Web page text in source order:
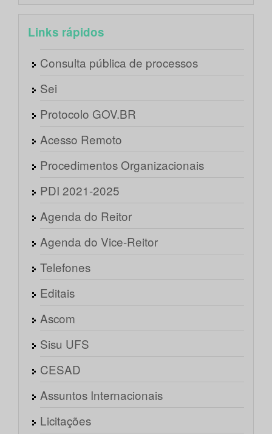
Links rápidos
Consulta pública de processos
Sei
Protocolo GOV.BR
Acesso Remoto
Procedimentos Organizacionais
PDI 2021-2025
Agenda do Reitor
Agenda do Vice-Reitor
Telefones
Editais
Ascom
Sisu UFS
CESAD
Assuntos Internacionais
Licitações